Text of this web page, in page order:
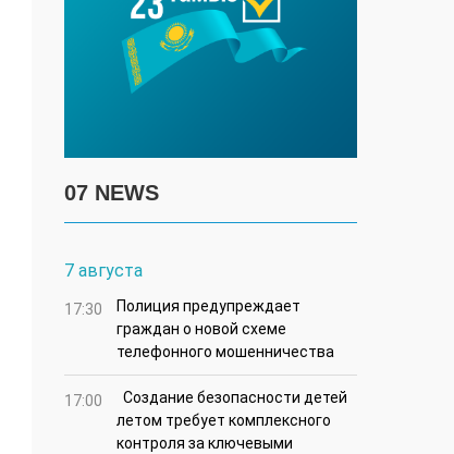
07 NEWS
7 августа
17:30
Полиция предупреждает
граждан о новой схеме
телефонного мошенничества
17:00
Создание безопасности детей
летом требует комплексного
контроля за ключевыми